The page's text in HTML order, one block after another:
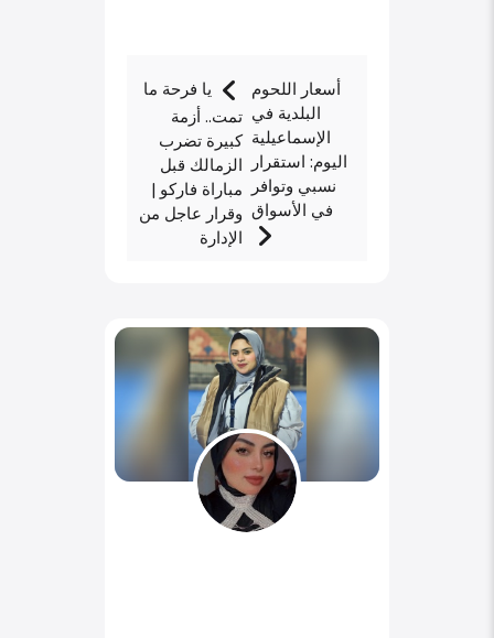
يا فرحة ما
تمت.. أزمة
كبيرة تضرب
الزمالك قبل
مباراة فاركو |
وقرار عاجل من
الإدارة
أسعار اللحوم
البلدية في
الإسماعيلية
اليوم: استقرار
نسبي وتوافر
في الأسواق